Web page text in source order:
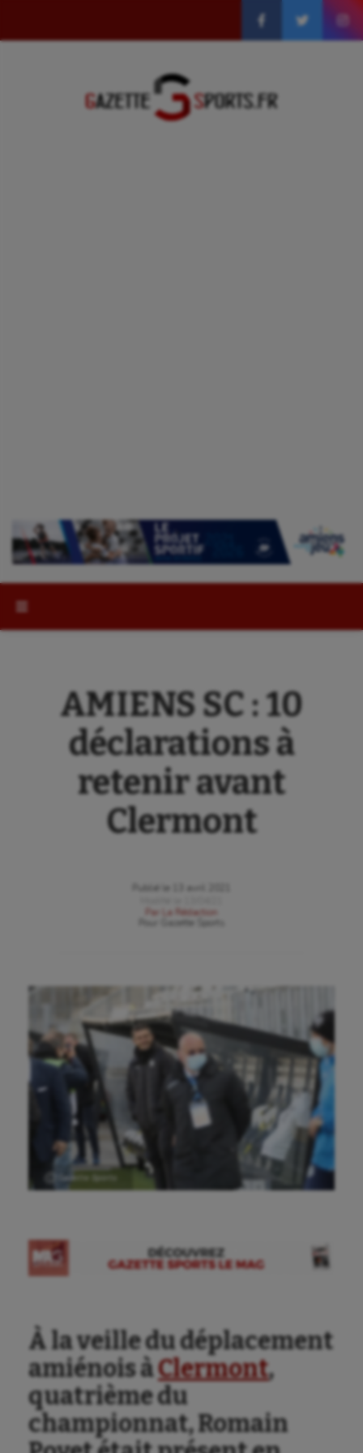
AMIENS SC : 10
déclarations à
retenir avant
Clermont
Publié le
13 avril 2021
Par
La Rédaction
Gazette Sports
Ⓒ Gazette Sports
À la veille du déplacement
amiénois àClermont,
quatrième du
championnat, Romain